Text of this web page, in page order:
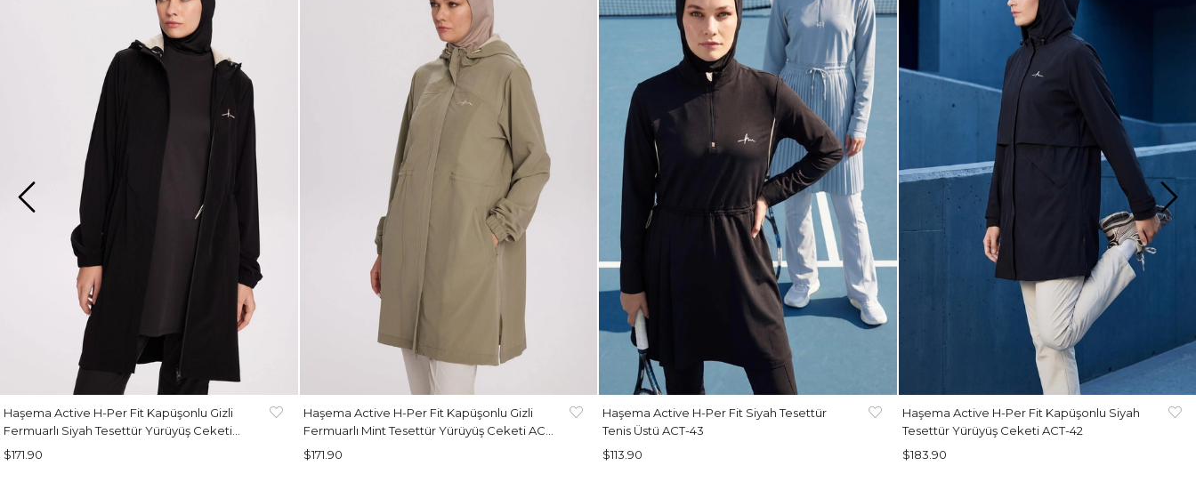
Haşema Active H-Per Fit Kapüşonlu Gizli
Fermuarlı Siyah Tesettür Yürüyüş Ceketi
ACT-39
$171.90
Haşema Active H-Per Fit Kapüşonlu Gizli
Fermuarlı Mint Tesettür Yürüyüş Ceketi ACT-
39
$171.90
Haşema Active H-Per Fit Siyah Tesettür
Tenis Üstü ACT-43
$113.90
Haşema Active H-Per Fit Kapüşonlu Siyah
Tesettür Yürüyüş Ceketi ACT-42
$183.90